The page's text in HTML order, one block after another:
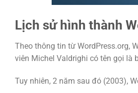
Lịch sử hình thành
Theo thông tin từ WordPress.org,
viên Michel Valdrighi có tên gọi là
Tuy nhiên, 2 năm sau đó (2003),